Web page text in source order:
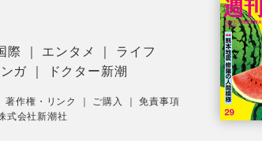
際 エンタメ
ライフ
ガ ドクター新潮
著作権・リンク ご購入 ｜免責事項
式会社新潮社